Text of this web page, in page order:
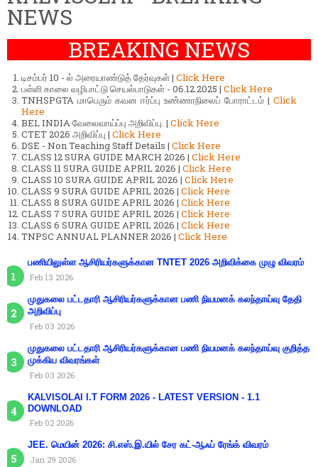
NEWS
BREAKING NEWS
டிசம்பர் 10 - ல் அரையாண்டுத் தேர்வுகள் | Click Here
பள்ளி காலை வழிபாட்டு செயல்பாடுகள் - 06.12.2025 | Click Here
TNHSPGTA மாபெரும் கவன ஈர்ப்பு உண்ணாநிலைப் போராட்டம் | Click
Here
BEL INDIA வேலைவாய்ப்பு அறிவிப்பு. | Click Here
CTET 2026 அறிவிப்பு | Click Here
DSE - Non Teaching Staff Details | Click Here
CLASS 12 SURA GUIDE MARCH 2026 | Click Here
CLASS 11 SURA GUIDE APRIL 2026 | Click Here
CLASS 10 SURA GUIDE APRIL 2026 | Click Here
CLASS 9 SURA GUIDE APRIL 2026 | Click Here
CLASS 8 SURA GUIDE APRIL 2026 | Click Here
CLASS 7 SURA GUIDE APRIL 2026 | Click Here
CLASS 6 SURA GUIDE APRIL 2026 | Click Here
TNPSC ANNUAL PLANNER 2026 | Click Here
பணியிலுள்ள ஆசிரியர்களுக்கான TNTET 2026 அறிவிக்கை முழு விவரம்
Feb 13 2026
முதுகலை பட்டதாரி ஆசிரியர்களுக்கான பணி நியமனக் கலந்தாய்வு தேதி
அறிவிப்பு
Feb 03 2026
முதுகலை பட்டதாரி ஆசிரியர்களுக்கான பணி நியமனக் கலந்தாய்வு குறித்த
முக்கிய விவரங்கள்
Feb 03 2026
KALVISOLAI I.T FORM 2026 - LATEST VERSION - 1.1
DOWNLOAD
Feb 02 2026
JEE. மெயின் 2026: சி.எஸ்.இ.யில் சேர கட்-ஆஃப் ரேங்க் விவரம்
Jan 29 2026